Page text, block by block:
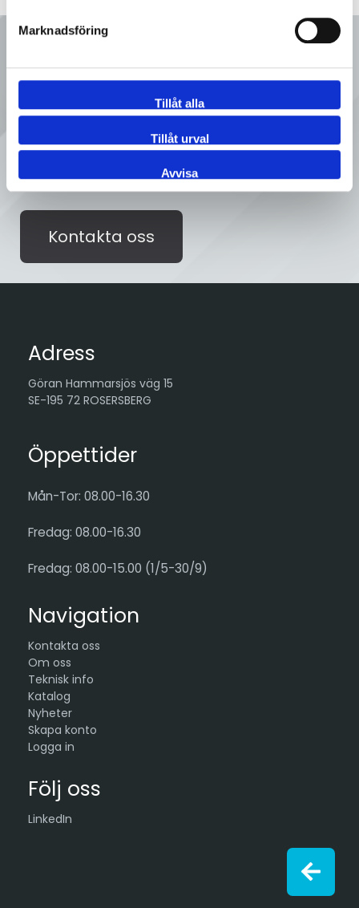
Marknadsföring
Tillåt alla
Tillåt urval
Avvisa
Ring oss
08 - 92 80 80
Sveflow, du är alltid välkommen!
Kontakta oss
Adress
Göran Hammarsjös väg 15
SE-195 72 ROSERSBERG
Öppettider
Mån-Tor: 08.00-16.30
Fredag: 08.00-16.30
Fredag: 08.00-15.00 (1/5-30/9)
Navigation
Kontakta oss
Om oss
Teknisk info
Katalog
Nyheter
Skapa konto
Logga in
Följ oss
LinkedIn